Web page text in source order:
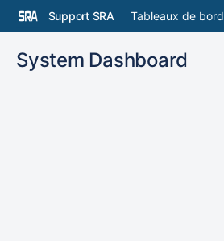
Support SRA Tableaux de bord
System Dashboard